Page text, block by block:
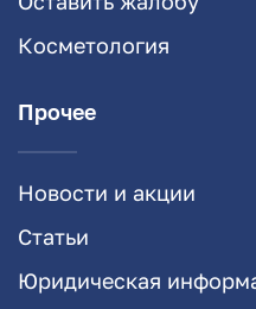
Косметология
Прочее
Новости и акции
Статьи
Юридическая